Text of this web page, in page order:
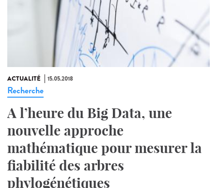
ACTUALITÉ 15.05.2018
Recherche
A l’heure du Big Data, une
nouvelle approche
mathématique pour mesurer la
fiabilité des arbres
phylogénétiques